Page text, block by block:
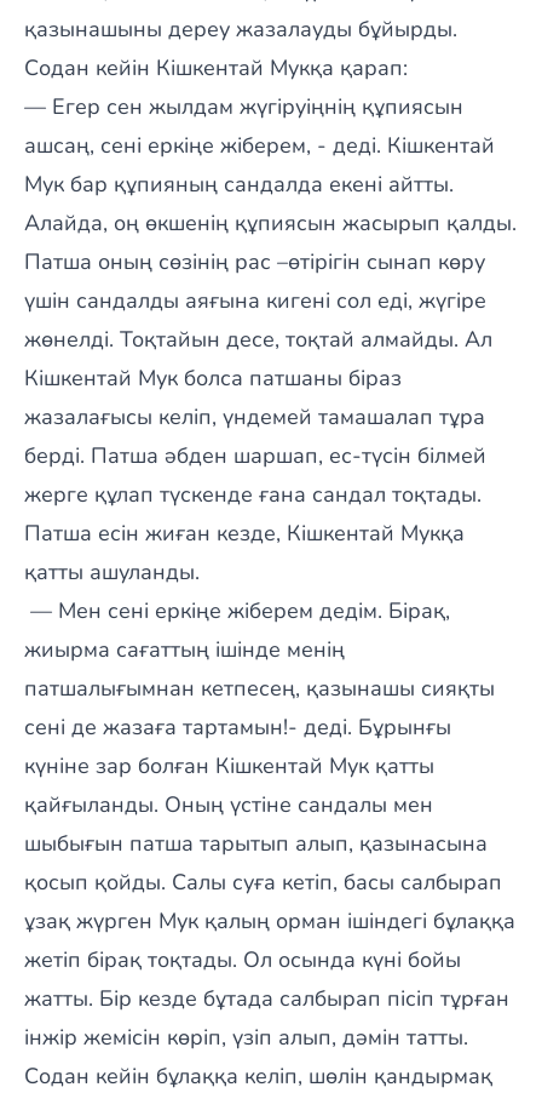
қазынашыны дереу жазалауды бұйырды.
Содан кейін Кішкентай Мукқа қарап:
— Егер сен жылдам жүгіруіңнің құпиясын
ашсаң, сені еркіңе жіберем, - деді. Кішкентай
Мук бар құпияның сандалда екені айтты.
Алайда, оң өкшенің құпиясын жасырып қалды.
Патша оның сөзінің рас –өтірігін сынап көру
үшін сандалды аяғына кигені сол еді, жүгіре
жөнелді. Тоқтайын десе, тоқтай алмайды. Ал
Кішкентай Мук болса патшаны біраз
жазалағысы келіп, үндемей тамашалап тұра
берді. Патша әбден шаршап, ес-түсін білмей
жерге құлап түскенде ғана сандал тоқтады.
Патша есін жиған кезде, Кішкентай Мукқа
қатты ашуланды.
— Мен сені еркіңе жіберем дедім. Бірақ,
жиырма сағаттың ішінде менің
патшалығымнан кетпесең, қазынашы сияқты
сені де жазаға тартамын!- деді. Бұрынғы
күніне зар болған Кішкентай Мук қатты
қайғыланды. Оның үстіне сандалы мен
шыбығын патша тарытып алып, қазынасына
қосып қойды. Салы суға кетіп, басы салбырап
ұзақ жүрген Мук қалың орман ішіндегі бұлаққа
жетіп бірақ тоқтады. Ол осында күні бойы
жатты. Бір кезде бұтада салбырап пісіп тұрған
інжір жемісін көріп, үзіп алып, дәмін татты.
Содан кейін бұлаққа келіп, шөлін қандырмақ